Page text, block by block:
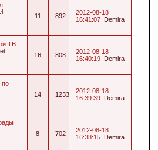
11 892
2012-08-18
16:41:07
Demira
ТВ
16 808
2012-08-18
16:40:19
Demira
по
14 1233
2012-08-18
16:39:39
Demira
8 702
2012-08-18
16:38:15
Demira